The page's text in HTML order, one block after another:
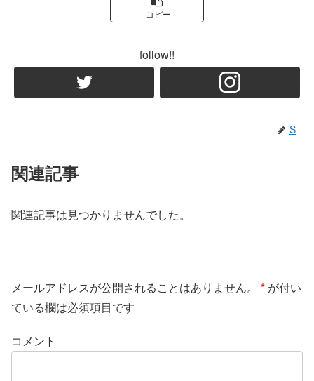
コピー
follow!!
S
関連記事
関連記事は見つかりませんでした。
メールアドレスが公開されることはありません。 * が付い
ている欄は必須項目です
コメント